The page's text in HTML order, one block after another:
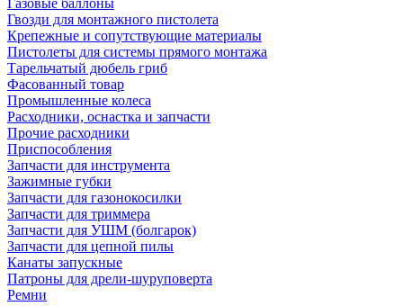
Газовые баллоны
Гвозди для монтажного пистолета
Крепежные и сопутствующие материалы
Пистолеты для системы прямого монтажа
Тарельчатый дюбель гриб
Фасованный товар
Промышленные колеса
Расходники, оснастка и запчасти
Прочие расходники
Приспособления
Запчасти для инструмента
Зажимные губки
Запчасти для газонокосилки
Запчасти для триммера
Запчасти для УШМ (болгарок)
Запчасти для цепной пилы
Канаты запускные
Патроны для дрели-шуруповерта
Ремни